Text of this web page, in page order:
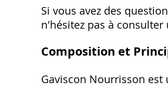
Si vous avez des
n'hésitez pas à
Composition et
Gaviscon Nourrisson